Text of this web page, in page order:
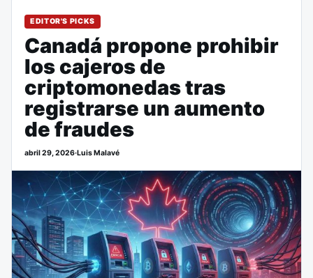
EDITOR'S PICKS
Canadá propone prohibir
los cajeros de
criptomonedas tras
registrarse un aumento
de fraudes
abril 29, 2026·Luis Malavé